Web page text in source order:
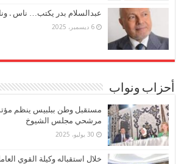
عبدالسلام بدر يكتب… ناس .
6 ديسمبر، 2025
أحزاب ونواب
مستقبل وطن ببلبيس ينظم
مرشحي مجلس الشيوخ
30 يوليو، 2025
خلال استقباله وكيلة القوي